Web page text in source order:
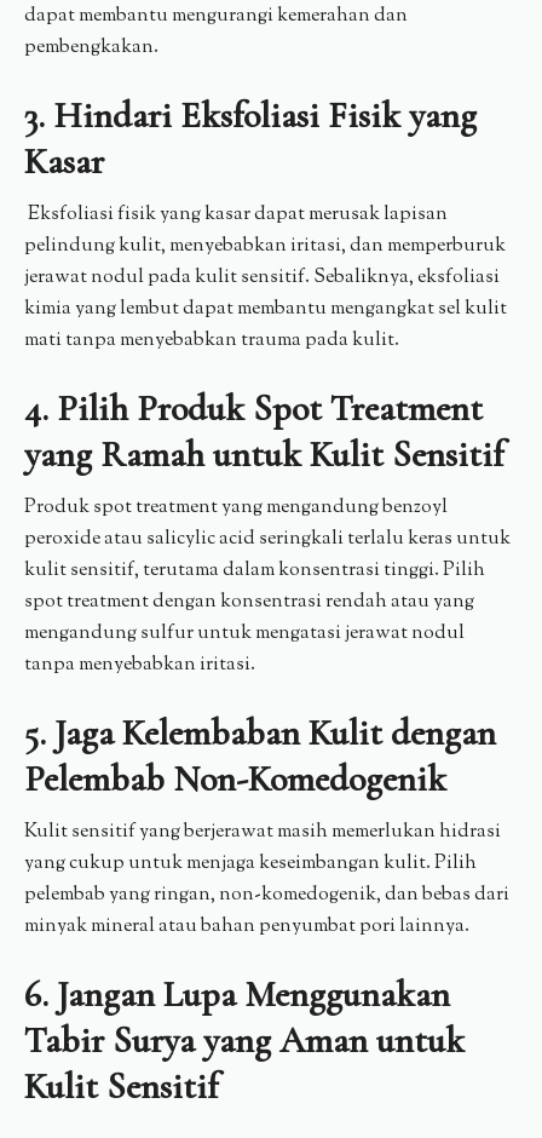
dapat membantu mengurangi kemerahan dan
pembengkakan.
3. Hindari Eksfoliasi Fisik yang
Kasar
Eksfoliasi fisik yang kasar dapat merusak lapisan
pelindung kulit, menyebabkan iritasi, dan memperburuk
jerawat nodul pada kulit sensitif. Sebaliknya, eksfoliasi
kimia yang lembut dapat membantu mengangkat sel kulit
mati tanpa menyebabkan trauma pada kulit.
4. Pilih Produk Spot Treatment
yang Ramah untuk Kulit Sensitif
Produk spot treatment yang mengandung benzoyl
peroxide atau salicylic acid seringkali terlalu keras untuk
kulit sensitif, terutama dalam konsentrasi tinggi. Pilih
spot treatment dengan konsentrasi rendah atau yang
mengandung sulfur untuk mengatasi jerawat nodul
tanpa menyebabkan iritasi.
5. Jaga Kelembaban Kulit dengan
Pelembab Non-Komedogenik
Kulit sensitif yang berjerawat masih memerlukan hidrasi
yang cukup untuk menjaga keseimbangan kulit. Pilih
pelembab yang ringan, non-komedogenik, dan bebas dari
minyak mineral atau bahan penyumbat pori lainnya.
6. Jangan Lupa Menggunakan
Tabir Surya yang Aman untuk
Kulit Sensitif